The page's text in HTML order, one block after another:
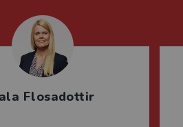
Flosadottir